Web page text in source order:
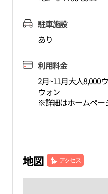
駐車施設
あり
利用料金
2月~11月大人8,000
ウォン
※詳細はホームペー
地図 アクセス